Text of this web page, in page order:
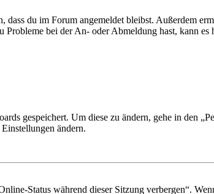
du im Forum angemeldet bleibst. Außerdem
bei der An- oder Abmeldung hast, kann
gespeichert. Um diese zu ändern, gehe in den
ändern.
Status während dieser Sitzung verbergen“.